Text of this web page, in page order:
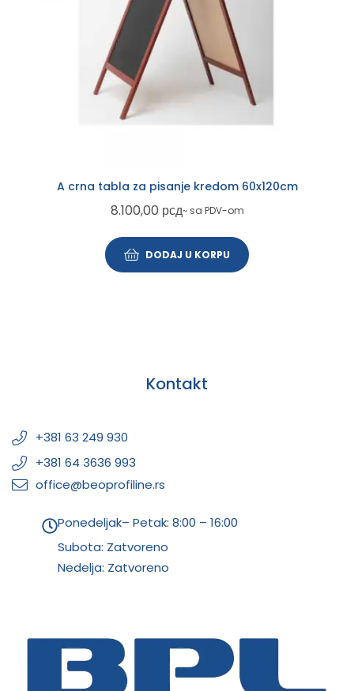
A crna tabla za pisanje kredom 60x120cm
8.100,00 рсд~ sa PDV-om
DODAJ U KORPU
Kontakt
+381 63 249 930
+381 64 3636 993
office@beoprofiline.rs
Ponedeljak– Petak: 8:00 – 16:00
Subota: Zatvoreno
Nedelja: Zatvoreno